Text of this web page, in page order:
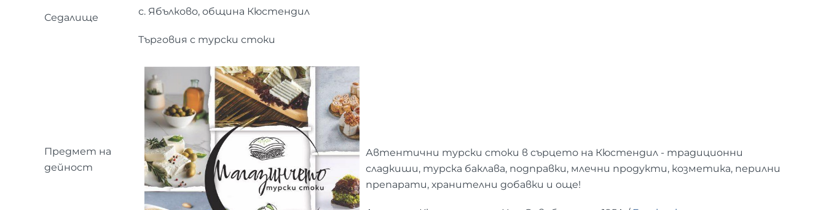
Седалище
с. Ябълково, община Кюстендил
Предмет на
дейност
Търговия с турски стоки
Автентични турски стоки в сърцето на Кюстендил - традиционни
сладкиши, турска баклава, подправки, млечни продукти, козметика, перилни
препарати, хранителни добавки и още!